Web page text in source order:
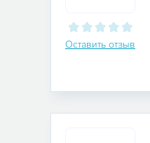
Оставить отзыв